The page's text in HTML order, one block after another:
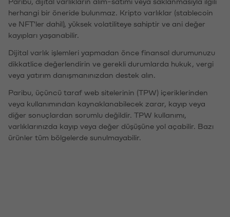
herhangi bir öneride bulunmaz. Kripto varlıklar (stablecoin
ve NFT'ler dahil), yüksek volatiliteye sahiptir ve ani değer
kayıpları yaşanabilir.
Dijital varlık işlemleri yapmadan önce finansal durumunuzu
dikkatlice değerlendirin ve gerekli durumlarda hukuk, vergi
veya yatırım danışmanınızdan destek alın.
Paribu, üçüncü taraf web sitelerinin (TPW) içeriklerinden
veya kullanımından kaynaklanabilecek zarar, kayıp veya
diğer sonuçlardan sorumlu değildir. TPW kullanımı,
varlıklarınızda kayıp veya değer düşüşüne yol açabilir. Bazı
ürünler tüm bölgelerde sunulmayabilir.